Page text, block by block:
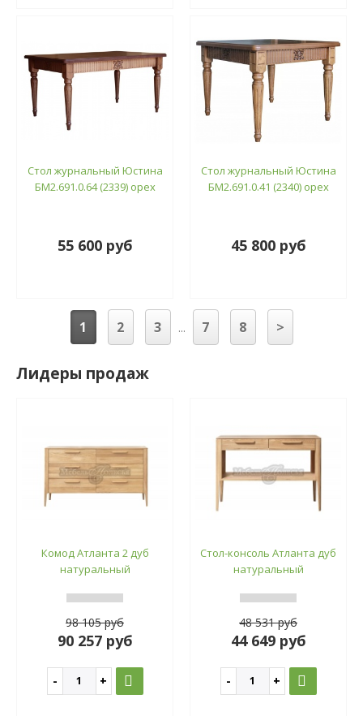
Стол журнальный Юстина
БМ2.691.0.64 (2339) орех
55 600 руб
Стол журнальный Юстина
БМ2.691.0.41 (2340) орех
45 800 руб
1 2 3 ... 7 8 >
Лидеры продаж
Комод Атланта 2 дуб
натуральный
98 105 руб
90 257 руб
Стол-консоль Атланта дуб
натуральный
48 531 руб
44 649 руб